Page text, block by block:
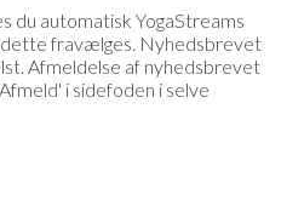
du automatisk YogaStreams
fravælges. Nyhedsbrevet
Afmeldelse af nyhedsbrevet
i sidefoden i selve